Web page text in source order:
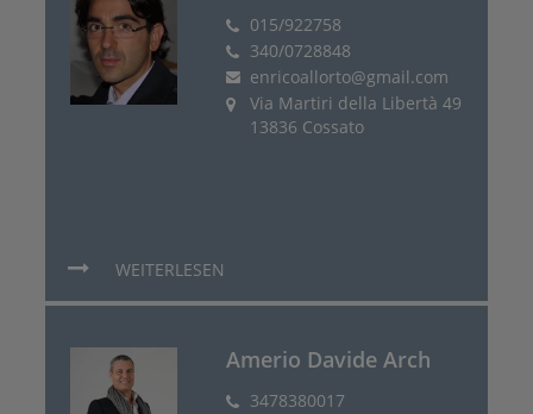
015/922758
340/0728848
enricoallorto@gmail.com
Via Martiri della Libertà 49
13836 Cossato
WEITERLESEN
Amerio Davide Arch
3478380017